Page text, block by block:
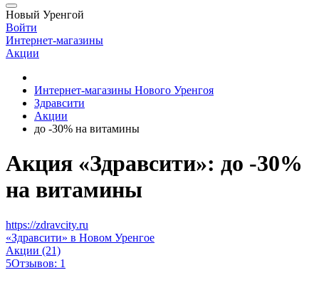
Новый Уренгой
Войти
Интернет-магазины
Акции
Интернет-магазины Нового Уренгоя
Здравсити
Акции
до -30% на витамины
Акция «Здравсити»: до -30%
на витамины
https://zdravcity.ru
«Здравсити» в Новом Уренгое
Акции (21)
5Отзывов: 1